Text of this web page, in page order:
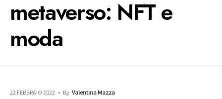
metaverso: NFT e
moda
22 FEBBRAIO 2022 • By Valentina Mazza